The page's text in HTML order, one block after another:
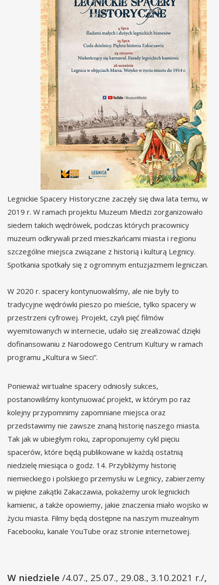
Legnickie Spacery Historyczne zaczęły się dwa lata temu, w
2019 r. W ramach projektu Muzeum Miedzi zorganizowało
siedem takich wędrówek, podczas których pracownicy
muzeum odkrywali przed mieszkańcami miasta i regionu
szczególne miejsca związane z historią i kulturą Legnicy.
Spotkania spotkały się z ogromnym entuzjazmem legniczan.
W 2020 r. spacery kontynuowaliśmy, ale nie były to
tradycyjne wędrówki pieszo po mieście, tylko spacery w
przestrzeni cyfrowej. Projekt, czyli pięć filmów
wyemitowanych w internecie, udało się zrealizować dzięki
dofinansowaniu z Narodowego Centrum Kultury w ramach
programu „Kultura w Sieci”.
Ponieważ wirtualne spacery odniosły sukces,
postanowiliśmy kontynuować projekt, w którym po raz
kolejny przypomnimy zapomniane miejsca oraz
przedstawimy nie zawsze znaną historię naszego miasta.
Tak jak w ubiegłym roku, zaproponujemy cykl pięciu
spacerów, które będą publikowane w każdą ostatnią
niedzielę miesiąca o godz. 14. Przybliżymy historię
niemieckiego i polskiego przemysłu w Legnicy, zabierzemy
w piękne zakątki Zakaczawia, pokażemy urok legnickich
kamienic, a także opowiemy, jakie znaczenia miało wojsko w
życiu miasta. Filmy będą dostępne na naszym muzealnym
Facebooku, kanale YouTube oraz stronie internetowej.
W niedziele /4.07., 25.07., 29.08., 3.10.2021 r./,